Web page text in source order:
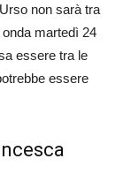
non sarà tra
onda martedì 24
essere tra le
essere